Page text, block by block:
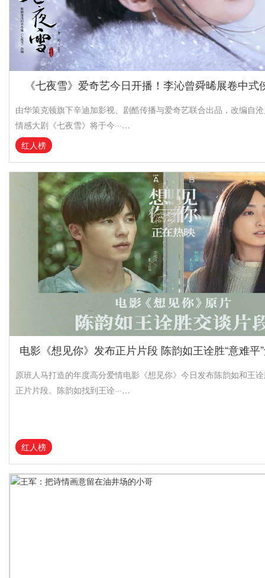
《七夜雪》爱奇艺今日开播！李沁曾舜晞展卷中式
由华策克顿旗下辛迪加影视、剧酷传播与爱奇艺联合出品，改编自
情感大剧《七夜雪》将于今···…
红人榜
电影《想见你》发布正片片段 陈韵如王诠胜“意难平
原班人马打造的年度高分爱情电影《想见你》今日发布陈韵如和王
正片片段。陈韵如找到王诠···…
红人榜